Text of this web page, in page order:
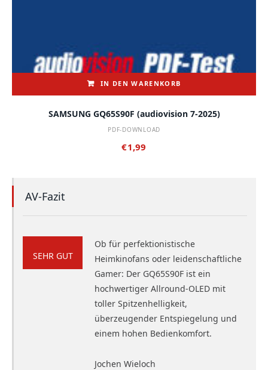
IN DEN WARENKORB
SAMSUNG GQ65S90F (audiovision 7-2025)
PDF-DOWNLOAD
€1,99
AV-Fazit
SEHR GUT
Ob für perfektionistische
Heimkinofans oder leidenschaftliche
Gamer: Der GQ65S90F ist ein
hochwertiger Allround-OLED mit
toller Spitzenhelligkeit,
überzeugender Entspiegelung und
einem hohen Bedienkomfort.
Jochen Wieloch